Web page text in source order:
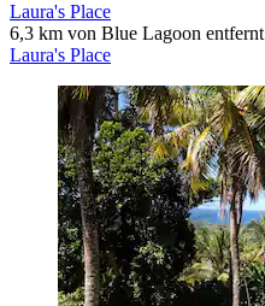
Laura's Place
6,3 km von Blue Lagoon entfernt
Laura's Place